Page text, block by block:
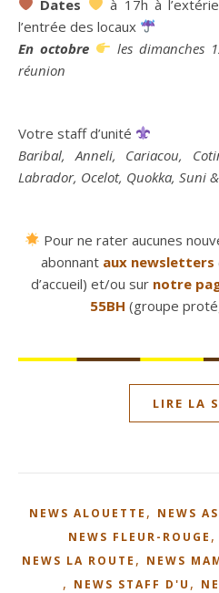
Dates à 17h à
l’entrée des locaux
En octobre
les dimanches
réunion
Votre staff d’unité
Baribal, Anneli, Cariacou,
Labrador, Ocelot, Quokka, Suni
Pour ne rater aucunes
abonnant aux newsletters
d’accueil) et/ou sur notre
55BH (groupe
LIRE LA
NEWS ALOUETTE , NEWS
NEWS FLEUR-ROUGE ,
NEWS LA ROUTE , NEWS
, NEWS STAFF D'U ,